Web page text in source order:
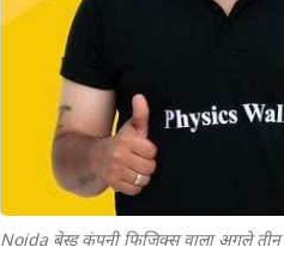
Noida बेस्ड कंपनी फिजिक्स वाला अगले